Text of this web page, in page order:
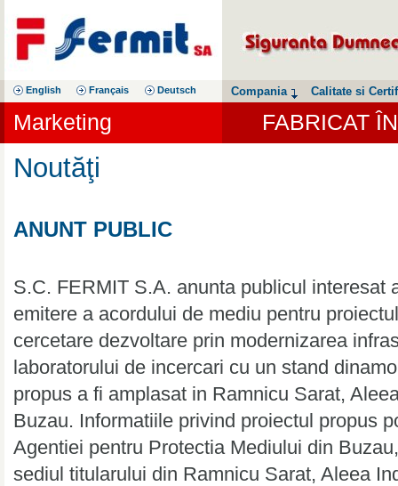
English Français Deutsch Compania Calitate si
Marketing FABRICAT
Noutăţi
ANUNT PUBLIC
S.C. FERMIT S.A. anunta publicul interesat
emitere a acordului de mediu pentru
cercetare dezvoltare prin modernizarea
laboratorului de incercari cu un stand
propus a fi amplasat in Ramnicu Sarat,
Buzau. Informatiile privind proiectul propus
Agentiei pentru Protectia Mediului din
sediul titularului din Ramnicu Sarat, Aleea